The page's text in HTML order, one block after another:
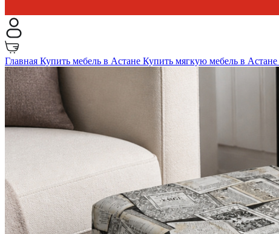
Главная Купить мебель в Астане Купить мягкую мебель в Астане